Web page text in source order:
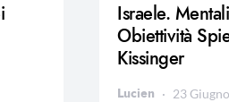
Israele.
Obiettività
Kissinger
Lucien 23